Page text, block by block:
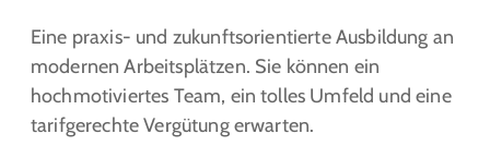
Eine praxis- und zukunftsorientierte Ausbildung an
modernen Arbeitsplätzen. Sie können ein
hochmotiviertes Team, ein tolles Umfeld und eine
tarifgerechte Vergütung erwarten.